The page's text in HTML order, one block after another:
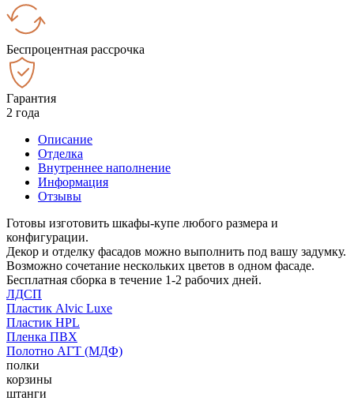
Беспроцентная рассрочка
Гарантия
2 года
Описание
Отделка
Внутреннее наполнение
Информация
Отзывы
Готовы изготовить шкафы-купе любого размера и
конфигурации.
Декор и отделку фасадов можно выполнить под вашу задумку.
Возможно сочетание нескольких цветов в одном фасаде.
Бесплатная сборка в течение 1-2 рабочих дней.
ЛДСП
Пластик Alvic Luxe
Пластик HPL
Пленка ПВХ
Полотно АГТ (МДФ)
полки
корзины
штанги